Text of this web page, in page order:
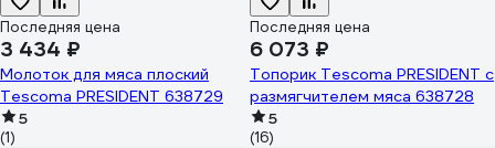
Последняя цена
3 434 ₽
Молоток для мяса плоский
Tescoma PRESIDENT 638729
5
(1)
Последняя цена
6 073 ₽
Топорик Tescoma PRESIDENT с
размягчителем мяса 638728
5
(16)